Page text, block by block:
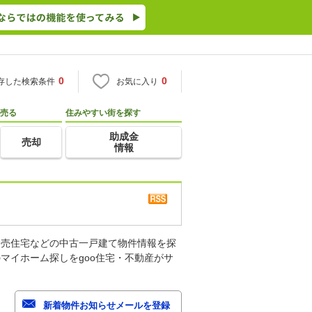
した検索条件 0 お気に入り 0
売る
売却
住みやすい街を探す
助成金
情報
住宅などの中古一戸建て物件情報を探
イホーム探しをgoo住宅・不動産がサ